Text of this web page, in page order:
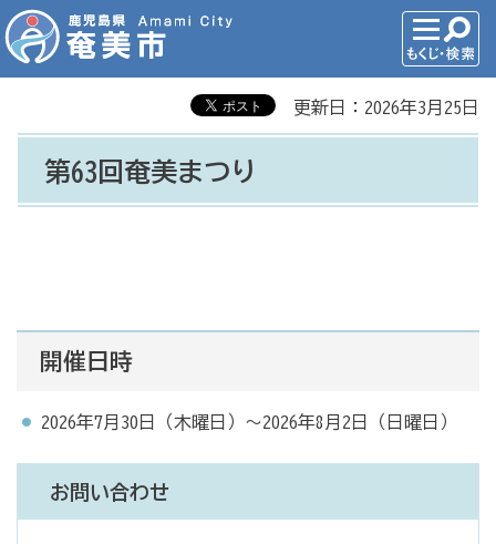
更新日：2026年3月25日
第63回奄美まつり
開催日時
2026年7月30日（木曜日）～2026年8月2日（日曜日）
お問い合わせ